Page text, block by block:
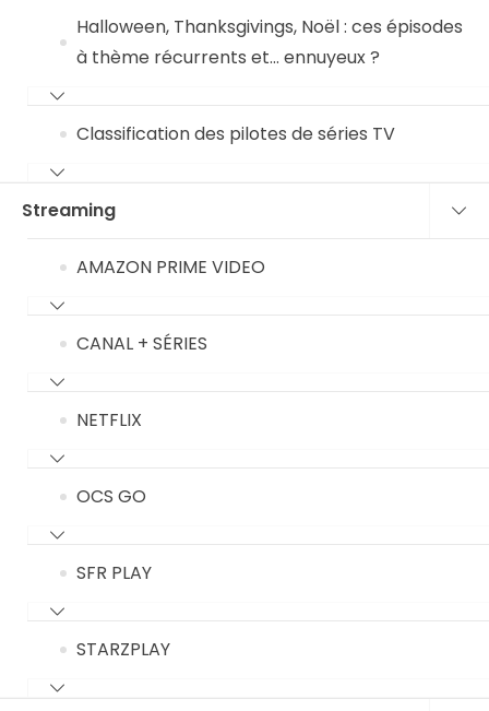
Halloween, Thanksgivings, Noël : ces épisodes
à thème récurrents et… ennuyeux ?
Classification des pilotes de séries TV
Streaming
AMAZON PRIME VIDEO
CANAL + SÉRIES
NETFLIX
OCS GO
SFR PLAY
STARZPLAY